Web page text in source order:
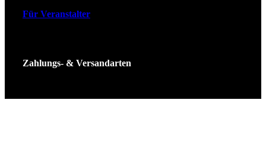
Für Veranstalter
Zahlungs- & Versandarten